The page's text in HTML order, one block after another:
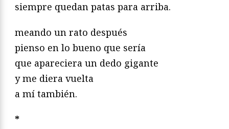
siempre quedan patas para arriba.
meando un rato después
pienso en lo bueno que sería
que apareciera un dedo gigante
y me diera vuelta
a mí también.
*